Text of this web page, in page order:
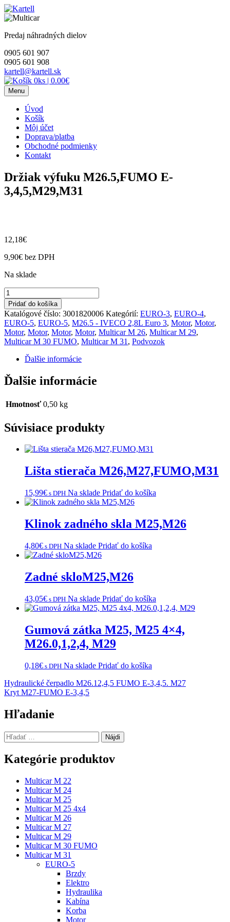
Skip
to
Predaj náhradných dielov
0905 601 907
0905 601 908
kartell@kartell.sk
0ks | 0.00€
Menu
Úvod
Košík
Môj účet
Doprava/platba
Obchodné podmienky
Kontakt
Držiak výfuku M26.5,FUMO E-
3,4,5,M29,M31
12,18€
9,90€ bez DPH
Na sklade
množstvo
Držiak
výfuku
M26.5,FUMO
E-
3,4,5,M29,M31
Pridať do košíka
Katalógové číslo: 3001820006 Kategórií: EURO-3, EURO-4,
EURO-5, EURO-5, M26.5 - IVECO 2,8L Euro 3, Motor, Motor,
Motor, Motor, Motor, Motor, Multicar M 26, Multicar M 29,
Multicar M 30 FUMO, Multicar M 31 , Podvozok
Ďalšie informácie
Ďalšie informácie
Hmotnosť 0,50 kg
Súvisiace produkty
Lišta stierača M26,M27,FUMO,M31
15,99€ s DPH Na sklade Pridať do košíka
Klinok zadného skla M25,M26
4,80€ s DPH Na sklade Pridať do košíka
Zadné skloM25,M26
43,05€ s DPH Na sklade Pridať do košíka
Gumová zátka M25, M25 4×4,
M26.0,1,2,4, M29
0,18€ s DPH Na sklade Pridať do košíka
Navigácia
v
článku
Hydraulické čerpadlo M26.12,4,5 FUMO E-3,4,5. M27
Kryt M27-FUMO E-3,4,5
Hľadanie
Hľadať:
Kategórie produktov
Multicar M 22
Multicar M 24
Multicar M 25
Multicar M 25 4x4
Multicar M 26
Multicar M 27
Multicar M 29
Multicar M 30 FUMO
Multicar M 31
EURO-5
Brzdy
Elektro
Hydraulika
Kabína
Korba
Motor